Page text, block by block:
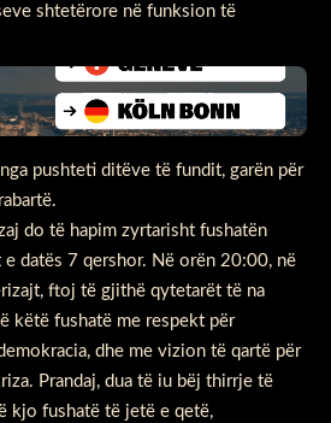
shtetërore në funksion të
pushteti ditëve të fundit, garën për
do të hapim zyrtarisht fushatën
datës 7 qershor. Në orën 20:00, në
ftoj të gjithë qytetarët të na
këtë fushatë me respekt për
dhe me vizion të qartë për
Prandaj, dua të iu bëj thirrje të
kjo fushatë të jetë e qetë,